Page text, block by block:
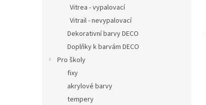
Vitrea - vypalovací
Vitrail - nevypalovací
Dekorativní barvy DECO
Doplňky k barvám DECO
Pro školy
fixy
akrylové barvy
tempery